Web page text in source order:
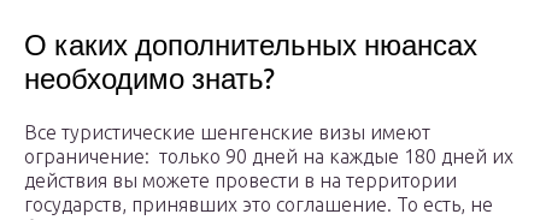
О каких дополнительных нюансах
необходимо знать?
Все туристические шенгенские визы имеют
ограничение: только 90 дней на каждые 180 дней их
действия вы можете провести в на территории
государств, принявших это соглашение. То есть, не